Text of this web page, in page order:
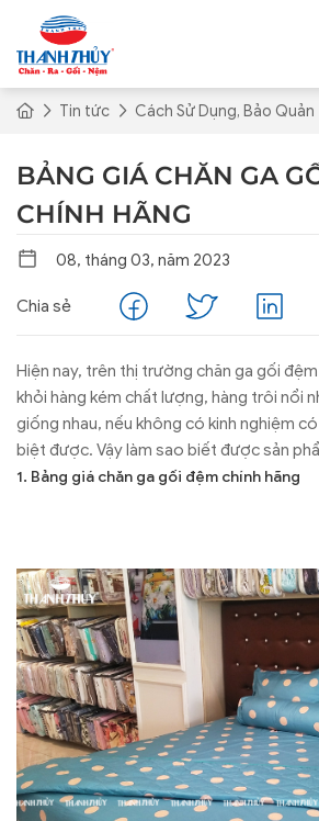
Tin tức Cách Sử Dụng, Bảo Quản
BẢNG GIÁ CHĂN GA
CHÍNH HÃNG
08, tháng 03, năm 2023
Chia sẻ
Hiện nay, trên thị trường chăn ga gối
khỏi hàng kém chất lượng, hàng trôi nổi
giống nhau, nếu không có kinh nghiệm
biệt được. Vậy làm sao biết được sản
hãng? Đừng bỏ qua câu trả lời trong bài
1. Bảng giá chăn ga gối đệm chính hãng